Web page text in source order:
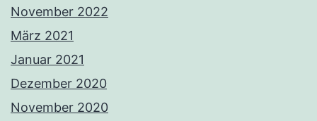
November 2022
März 2021
Januar 2021
Dezember 2020
November 2020